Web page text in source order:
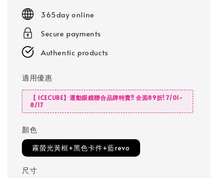
365day online
Secure payments
Authentic products
適用優惠
【 ICECUBE】運動眼鏡聯合品牌特賣‼️ 全面89折! 7/01-
8/17
顏色
霧螢光黃框+黑色卡件+藍revo
尺寸